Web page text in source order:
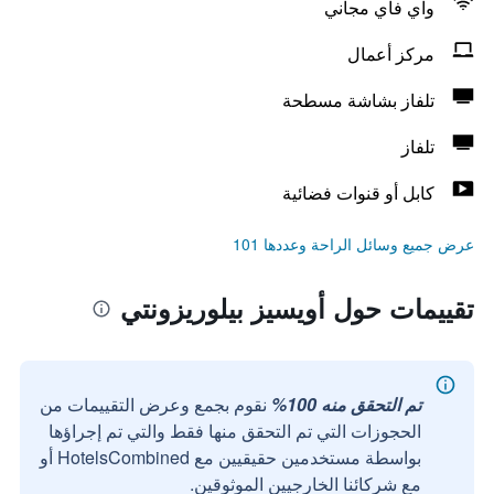
واي فاي مجاني
مركز أعمال
تلفاز بشاشة مسطحة
تلفاز
كابل أو قنوات فضائية
عرض جميع وسائل الراحة وعددها 101
تقييمات حول أويسيز بيلوريزونتي
تم التحقق منه 100%
نقوم بجمع وعرض التقييمات من
الحجوزات التي تم التحقق منها فقط والتي تم إجراؤها
بواسطة مستخدمين حقيقيين مع HotelsCombined أو
مع شركائنا الخارجيين الموثوقين.